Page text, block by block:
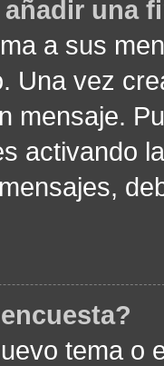
una
a sus
Una vez
mensaje.
activando
tema o